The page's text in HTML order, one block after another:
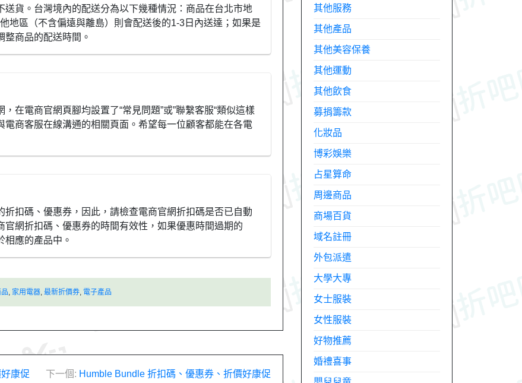
貨。台灣境內的配送分為以下幾種情況：商品在台北市地
地區（不含偏遠與離島）則會配送後的1-3日內送達；如果是
商品的配送時間。
在電商官網頁腳均設置了“常見問題”或”聯繫客服“類似這樣
商客服在線溝通的相關頁面。希望每一位顧客都能在各電
扣碼、優惠券，因此，請檢查電商官網折扣碼是否已自動
網折扣碼、優惠券的時間有效性，如果優惠時間過期的
相應的產品中。
, 家用電器, 最新折價券, 電子產品
康促 下一個: Humble Bundle 折扣碼、優惠券、折價好康促
其他服務
其他產品
其他美容保養
其他運動
其他飲食
募捐籌款
化妝品
博彩娛樂
占星算命
周邊商品
商場百貨
域名註冊
外包派遣
大學大專
女士服裝
女性服裝
好物推薦
婚禮喜事